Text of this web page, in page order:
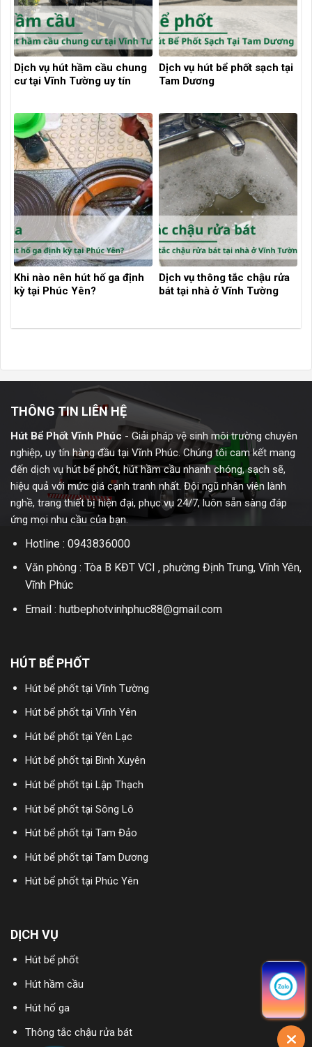
Dịch vụ hút hầm cầu chung
cư tại Vĩnh Tường uy tín
Dịch vụ hút bể phốt sạch tại
Tam Dương
Khi nào nên hút hố ga định
kỳ tại Phúc Yên?
Dịch vụ thông tắc chậu rửa
bát tại nhà ở Vĩnh Tường
THÔNG TIN LIÊN HỆ
Hút Bể Phốt Vĩnh Phúc - Giải pháp vệ sinh môi trường chuyên
nghiệp, uy tín hàng đầu tại Vĩnh Phúc. Chúng tôi cam kết mang
đến dịch vụ hút bể phốt, hút hầm cầu nhanh chóng, sạch sẽ,
hiệu quả với mức giá cạnh tranh nhất. Đội ngũ nhân viên lành
nghề, trang thiết bị hiện đại, phục vụ 24/7, luôn sẵn sàng đáp
ứng mọi nhu cầu của bạn.
Hotline : 0943836000
Văn phòng : Tòa B KĐT VCI , phường Định Trung, Vĩnh Yên,
Vĩnh Phúc
Email : hutbephotvinhphuc88@gmail.com
HÚT BỂ PHỐT
Hút bể phốt tại Vĩnh Tường
Hút bể phốt tại Vĩnh Yên
Hút bể phốt tại Yên Lạc
Hút bể phốt tại Bình Xuyên
Hút bể phốt tại Lập Thạch
Hút bể phốt tại Sông Lô
Hút bể phốt tại Tam Đảo
Hút bể phốt tại Tam Dương
Hút bể phốt tại Phúc Yên
DỊCH VỤ
Hút bể phốt
Hút hầm cầu
Hút hố ga
Thông tắc chậu rửa bát